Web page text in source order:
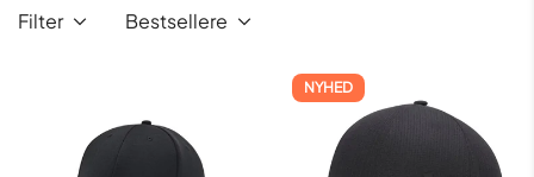
Filter Bestsellere
NYHED